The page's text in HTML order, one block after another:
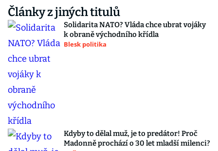
Články z jiných titulů
Solidarita NATO? Vláda chce ubrat vojáky
k obraně východního křídla
Blesk politika
Kdyby to dělal muž, je to predátor! Proč
Madonně prochází o 30 let mladší milenci?